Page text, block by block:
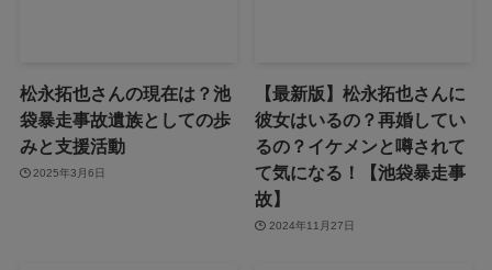
松永拓也さんの現在は？池
袋暴走事故遺族としての歩
みと支援活動
2025年3月6日
【最新版】松永拓也さんに
彼女はいるの？再婚してい
るの？イケメンと噂されて
て気になる！【池袋暴走事
故】
2024年11月27日